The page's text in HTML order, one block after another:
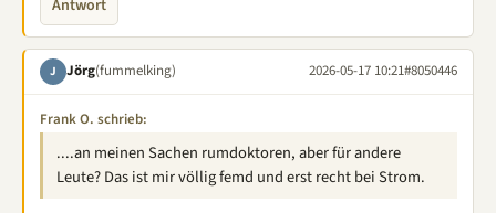
Antwort
J Jörg(fummelking) 2026-05-17 10:21#8050446
Frank O. schrieb:
....an meinen Sachen rumdoktoren, aber für andere
Leute? Das ist mir völlig femd und erst recht bei Strom.